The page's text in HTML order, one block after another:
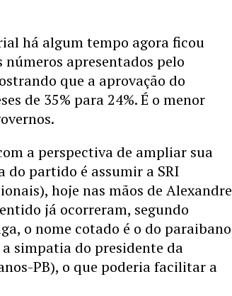
há algum tempo agora ficou
apresentados pelo
que a aprovação do
de 35% para 24%. É o menor
a perspectiva de ampliar sua
do partido é assumir a SRI
hoje nas mãos de Alexandre
já ocorreram, segundo
o nome cotado é o do paraibano
simpatia do presidente da
PB), o que poderia facilitar a